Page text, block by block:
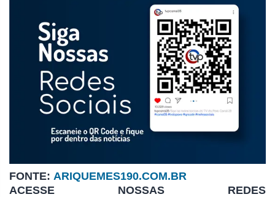
FONTE: ARIQUEMES190.COM.BR
ACESSE NOSSAS REDES